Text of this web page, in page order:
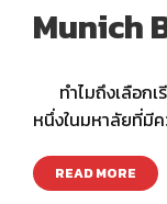
Munich
ทำไมถึงเลือกเ
หนึ่งในมหาลัยที่มี
READ MORE